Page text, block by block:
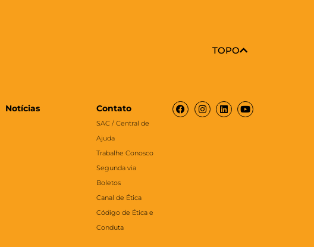
TOPO
Notícias Contato
SAC / Central de
Ajuda
Trabalhe Conosco
Segunda via
Boletos
Canal de Ética
Código de Ética e
Conduta
Facebook
Instagram
LinkedinYoutube